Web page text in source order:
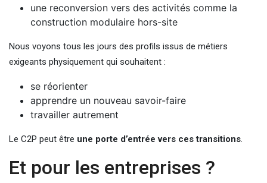
une reconversion vers des activités comme la
construction modulaire hors-site
Nous voyons tous les jours des profils issus de métiers
exigeants physiquement qui souhaitent :
se réorienter
apprendre un nouveau savoir-faire
travailler autrement
Le C2P peut être une porte d’entrée vers ces transitions.
Et pour les entreprises ?